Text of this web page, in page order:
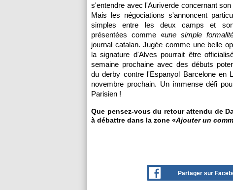
s'entendre avec l'Auriverde concernant son
Mais les négociations s'annoncent
simples entre les deux camps et
présentées comme «une simple
journal catalan. Jugée comme une belle
la signature d'Alves pourrait être
semaine prochaine avec des débuts
du derby contre l'Espanyol Barcelone en
novembre prochain. Un immense défi
Parisien !
Que pensez-vous du retour attendu de
à débattre dans la zone «Ajouter un
Partager sur